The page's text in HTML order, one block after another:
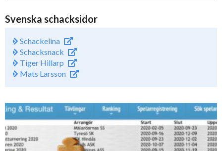
Svenska schacksidor
Schackelina
Schacksnack
Tiger Hillarp
Mats Larsson